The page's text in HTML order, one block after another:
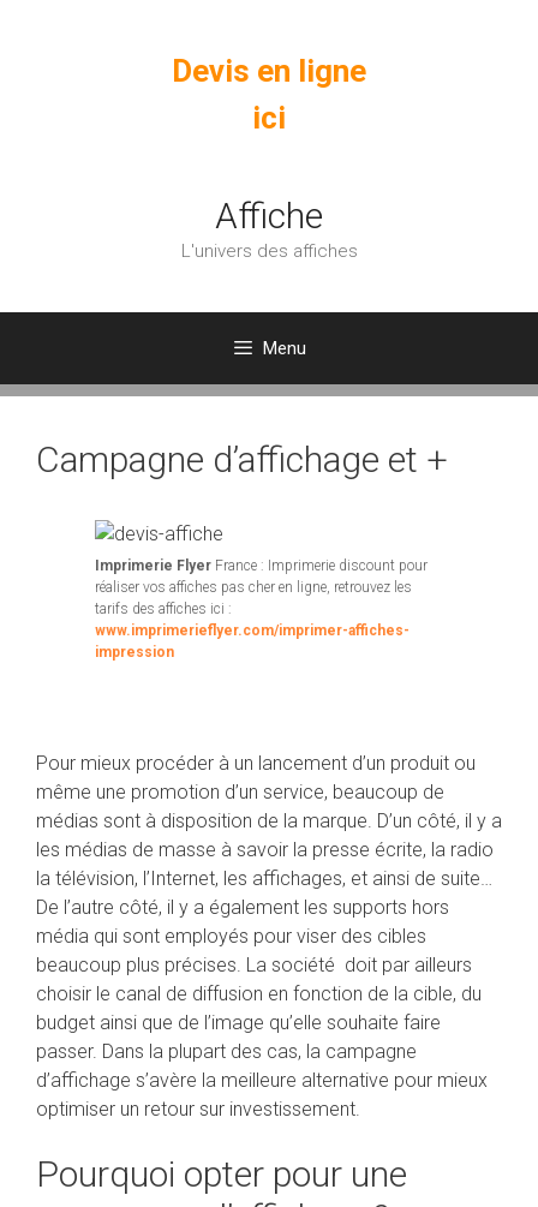
Devis en ligne
ici
Affiche
L'univers des affiches
Menu
Campagne d’affichage et +
Imprimerie Flyer France : Imprimerie discount pour
réaliser vos affiches pas cher en ligne, retrouvez les
tarifs des affiches ici :
www.imprimerieflyer.com/imprimer-affiches-
impression
Pour mieux procéder à un lancement d’un produit ou
même une promotion d’un service, beaucoup de
médias sont à disposition de la marque. D’un côté, il y a
les médias de masse à savoir la presse écrite, la radio
la télévision, l’Internet, les affichages, et ainsi de suite…
De l’autre côté, il y a également les supports hors
média qui sont employés pour viser des cibles
beaucoup plus précises. La société doit par ailleurs
choisir le canal de diffusion en fonction de la cible, du
budget ainsi que de l’image qu’elle souhaite faire
passer. Dans la plupart des cas, la campagne
d’affichage s’avère la meilleure alternative pour mieux
optimiser un retour sur investissement.
Pourquoi opter pour une